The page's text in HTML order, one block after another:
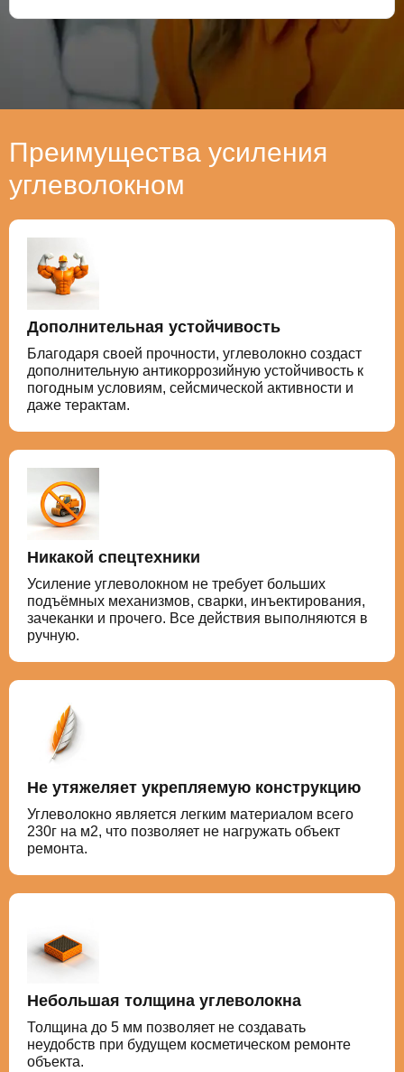
Преимущества усиления
углеволокном
Дополнительная устойчивость
Благодаря своей прочности, углеволокно создаст
дополнительную антикоррозийную устойчивость к
погодным условиям, сейсмической активности и
даже терактам.
Никакой спецтехники
Усиление углеволокном не требует больших
подъёмных механизмов, сварки, инъектирования,
зачеканки и прочего. Все действия выполняются в
ручную.
Не утяжеляет укрепляемую конструкцию
Углеволокно является легким материалом всего
230г на м2, что позволяет не нагружать объект
ремонта.
Небольшая толщина углеволокна
Толщина до 5 мм позволяет не создавать
неудобств при будущем косметическом ремонте
объекта.